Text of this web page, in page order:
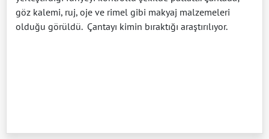
göz kalemi, ruj, oje ve rimel gibi makyaj malzemeleri
olduğu görüldü. Çantayı kimin bıraktığı araştırılıyor.